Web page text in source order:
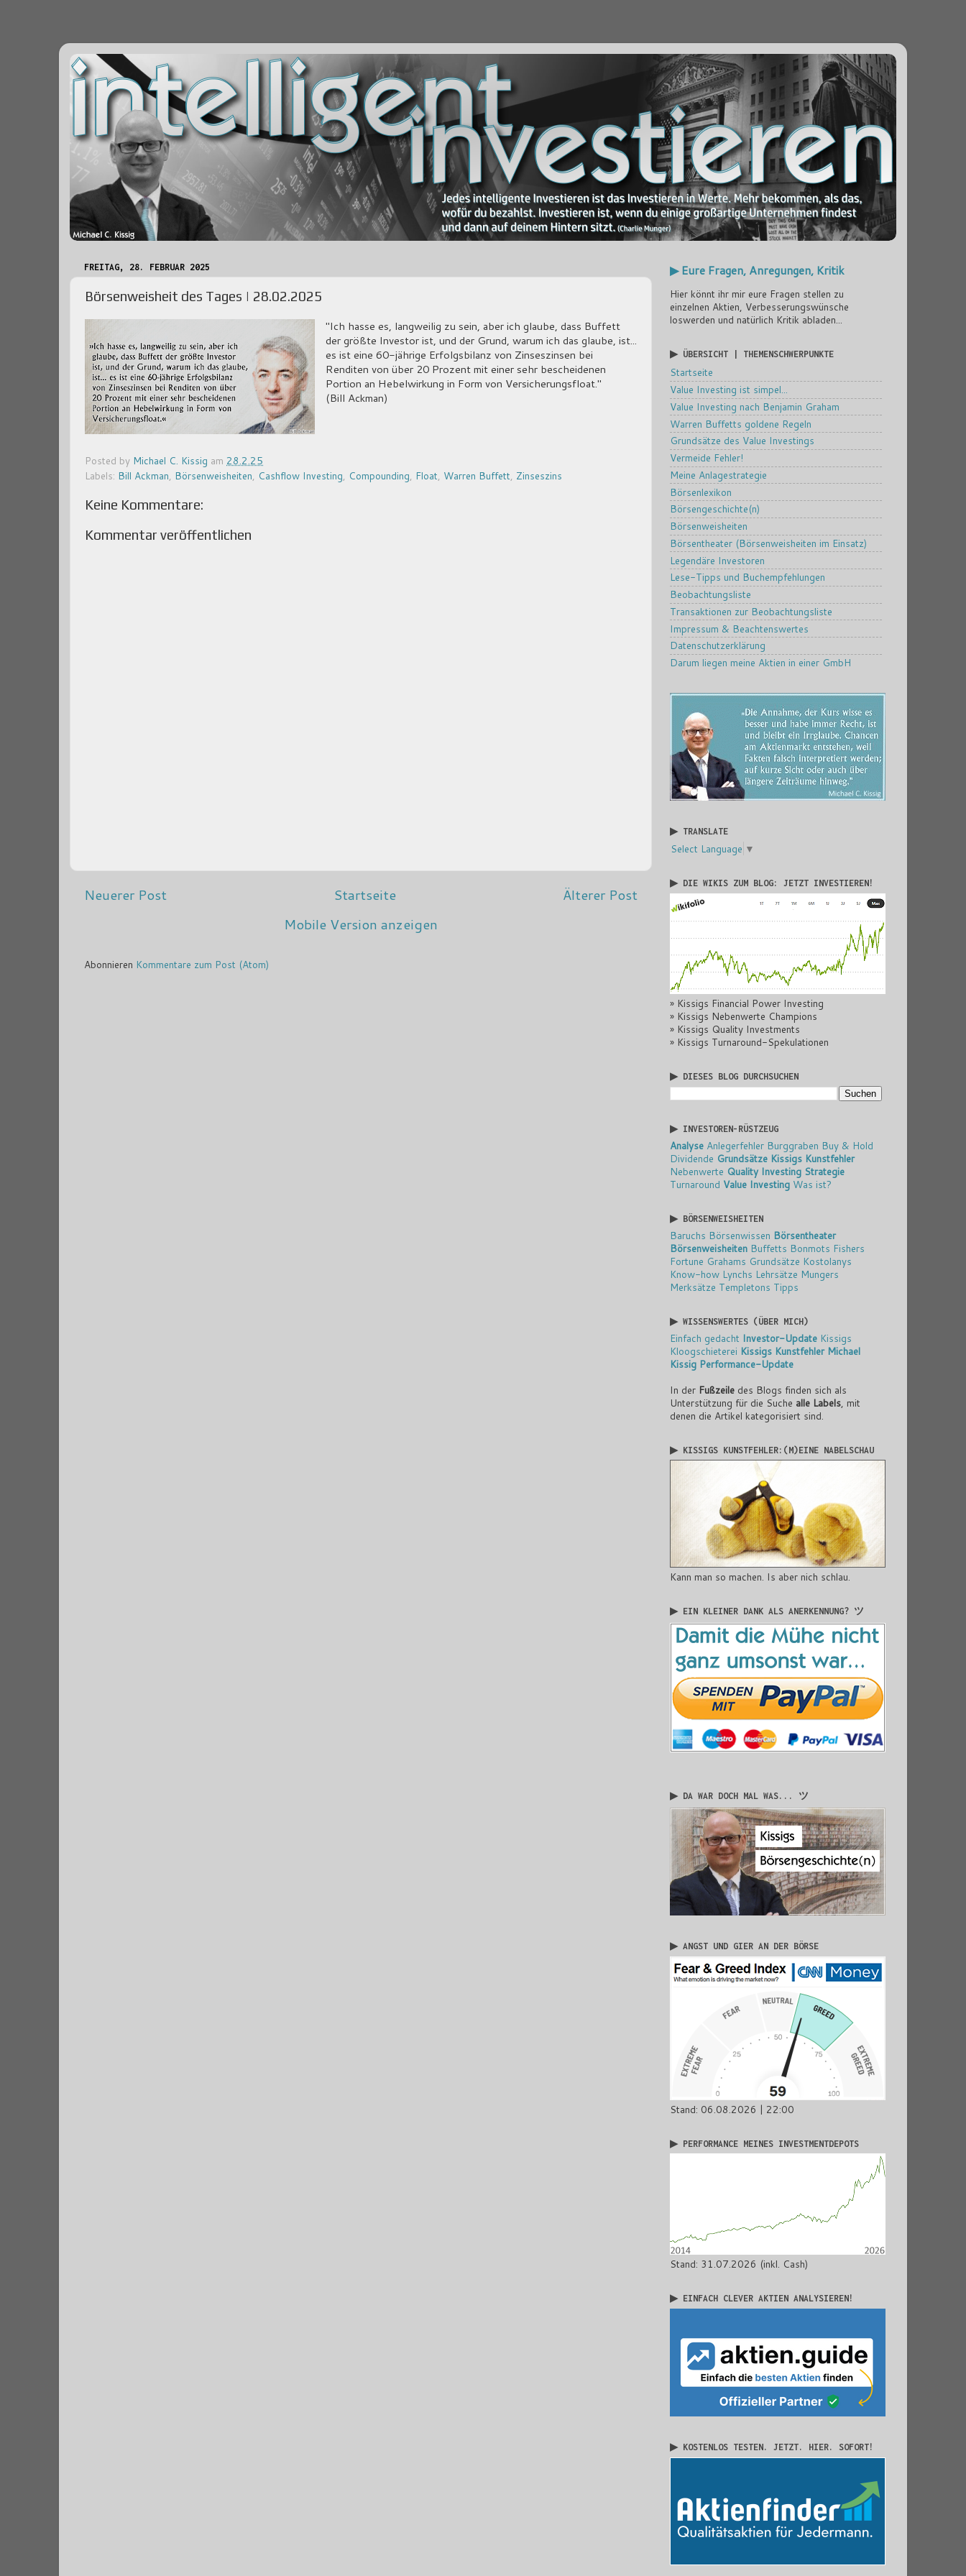
FREITAG, 28. FEBRUAR 2025
Börsenweisheit des Tages | 28.02.2025
"Ich hasse es, langweilig zu sein, aber ich glaube, dass Buffett
der größte Investor ist, und der Grund, warum ich das glaube, ist...
es ist eine 60-jährige Erfolgsbilanz von Zinseszinsen bei
Renditen von über 20 Prozent mit einer sehr bescheidenen
Portion an Hebelwirkung in Form von Versicherungsfloat."
(Bill Ackman)
Posted by Michael C. Kissig am 28.2.25
Labels: Bill Ackman, Börsenweisheiten, Cashflow Investing, Compounding, Float, Warren Buffett, Zinseszins
Keine Kommentare:
Kommentar veröffentlichen
Neuerer Post Älterer Post
Startseite
Mobile Version anzeigen
Abonnieren Kommentare zum Post (Atom)
▶ Eure Fragen, Anregungen, Kritik
Hier könnt ihr mir eure Fragen stellen zu
einzelnen Aktien, Verbesserungswünsche
loswerden und natürlich Kritik abladen...
▶ ÜBERSICHT | THEMENSCHWERPUNKTE
Startseite
Value Investing ist simpel...
Value Investing nach Benjamin Graham
Warren Buffetts goldene Regeln
Grundsätze des Value Investings
Vermeide Fehler!
Meine Anlagestrategie
Börsenlexikon
Börsengeschichte(n)
Börsenweisheiten
Börsentheater (Börsenweisheiten im Einsatz)
Legendäre Investoren
Lese-Tipps und Buchempfehlungen
Beobachtungsliste
Transaktionen zur Beobachtungsliste
Impressum & Beachtenswertes
Datenschutzerklärung
Darum liegen meine Aktien in einer GmbH
▶ TRANSLATE
Select Language ▼
▶ DIE WIKIS ZUM BLOG: JETZT INVESTIEREN!
» Kissigs Financial Power Investing
» Kissigs Nebenwerte Champions
» Kissigs Quality Investments
» Kissigs Turnaround-Spekulationen
▶ DIESES BLOG DURCHSUCHEN
▶ INVESTOREN-RÜSTZEUG
Analyse Anlegerfehler Burggraben Buy & Hold
Dividende Grundsätze Kissigs Kunstfehler
Nebenwerte Quality Investing Strategie
Turnaround Value Investing Was ist?
▶ BÖRSENWEISHEITEN
Baruchs Börsenwissen Börsentheater
Börsenweisheiten Buffetts Bonmots Fishers
Fortune Grahams Grundsätze Kostolanys
Know-how Lynchs Lehrsätze Mungers
Merksätze Templetons Tipps
▶ WISSENSWERTES (ÜBER MICH)
Einfach gedacht Investor-Update Kissigs
Kloogschieterei Kissigs Kunstfehler Michael
Kissig Performance-Update
In der Fußzeile des Blogs finden sich als
Unterstützung für die Suche alle Labels , mit
denen die Artikel kategorisiert sind.
▶ KISSIGS KUNSTFEHLER:(M)EINE NABELSCHAU
Kann man so machen. Is aber nich schlau.
▶ EIN KLEINER DANK ALS ANERKENNUNG? ツ
▶ DA WAR DOCH MAL WAS... ツ
▶ ANGST UND GIER AN DER BÖRSE
Stand: 06.08.2026 | 22:00
▶ PERFORMANCE MEINES INVESTMENTDEPOTS
Stand: 31.07.2026 (inkl. Cash)
▶ EINFACH CLEVER AKTIEN ANALYSIEREN!
▶ KOSTENLOS TESTEN. JETZT. HIER. SOFORT!